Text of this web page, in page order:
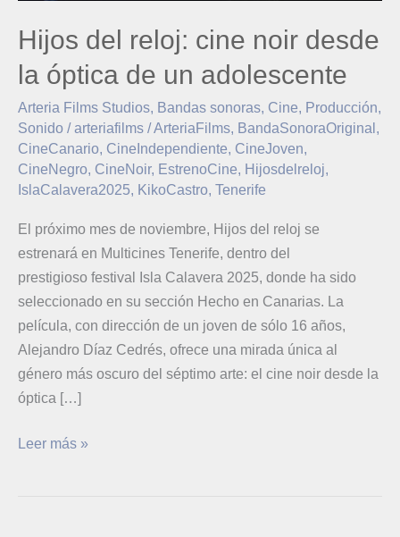
Hijos del reloj: cine noir desde
la óptica de un adolescente
Arteria Films Studios, Bandas sonoras, Cine, Producción,
Sonido /arteriafilms /ArteriaFilms, BandaSonoraOriginal ,
CineCanario, CineIndependiente, CineJoven,
CineNegro, CineNoir, EstrenoCine, Hijosdelreloj,
IslaCalavera2025, KikoCastro, Tenerife
El próximo mes de noviembre, Hijos del reloj se
estrenará en Multicines Tenerife, dentro del
prestigioso festival Isla Calavera 2025, donde ha sido
seleccionado en su sección Hecho en Canarias. La
película, con dirección de un joven de sólo 16 años,
Alejandro Díaz Cedrés, ofrece una mirada única al
género más oscuro del séptimo arte: el cine noir desde la
óptica […]
Leer más »